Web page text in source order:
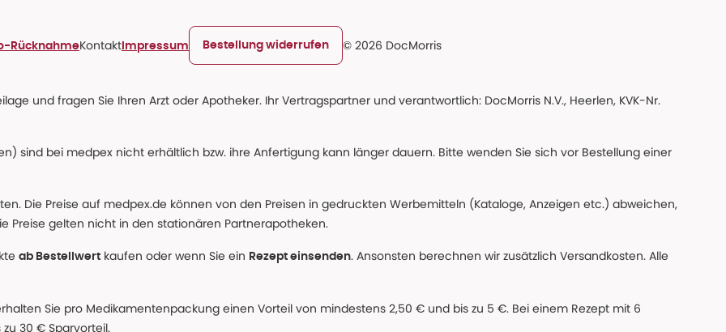
RücknahmeKontakt Impressum Bestellung widerrufen © 2026 DocMorris
und fragen Sie Ihren Arzt oder Apotheker. Ihr Vertragspartner und verantwortlich: DocMorris N.V., Heerlen, KVK-Nr.
sind bei medpex nicht erhältlich bzw. ihre Anfertigung kann länger dauern. Bitte wenden Sie sich vor Bestellung einer
Die Preise auf medpex.de können von den Preisen in gedruckten Werbemitteln (Kataloge, Anzeigen etc.) abweichen,
Preise gelten nicht in den stationären Partnerapotheken.
ab Bestellwert kaufen oder wenn Sie ein Rezept einsenden. Ansonsten berechnen wir zusätzlich Versandkosten. Alle
Sie pro Medikamentenpackung einen Vorteil von mindestens 2,50 € und bis zu 5 €. Bei einem Rezept mit 6
30 € Sparvorteil.